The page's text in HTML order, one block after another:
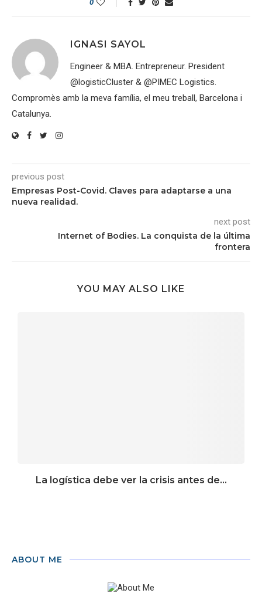
0
IGNASI SAYOL
Engineer & MBA. Entrepreneur. President
@logisticCluster & @PIMEC Logistics.
Compromès amb la meva família, el meu treball, Barcelona i
Catalunya.
previous post
Empresas Post-Covid. Claves para adaptarse a una
nueva realidad.
next post
Internet of Bodies. La conquista de la última
frontera
YOU MAY ALSO LIKE
La logística debe ver la crisis antes de...
ABOUT ME